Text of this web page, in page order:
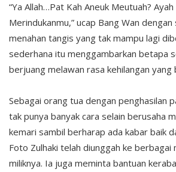
“Ya Allah…Pat Kah Aneuk Meutuah?
Merindukanmu,” ucap Bang Wan
menahan tangis yang tak mampu lagi
sederhana itu menggambarkan betapa
berjuang melawan rasa kehilangan yang
Sebagai orang tua dengan penghasilan
tak punya banyak cara selain berusaha
kemari sambil berharap ada kabar baik
Foto Zulhaki telah diunggah ke berbagai
miliknya. Ia juga meminta bantuan